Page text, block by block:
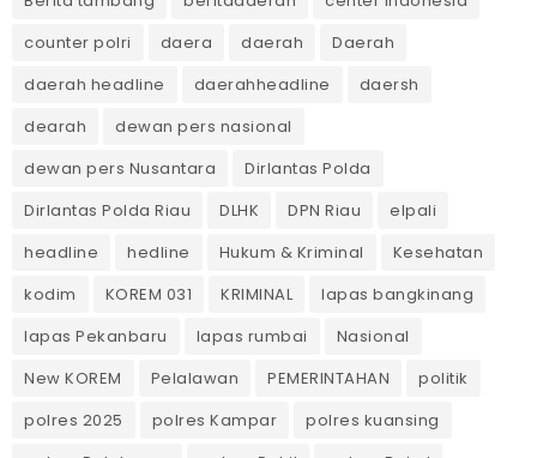
counter polri
daera daerah
Daerah
daerah headline
daerahheadline
daersh
dearah
dewan pers nasional
dewan pers Nusantara
Dirlantas Polda
Dirlantas Polda Riau
DLHK DPN Riau
elpali
headline
hedline Hukum & Kriminal
Kesehatan
kodim
KOREM 031 KRIMINAL
lapas bangkinang
lapas Pekanbaru
lapas rumbai
Nasional
New KOREM
Pelalawan PEMERINTAHAN
politik
polres 2025
polres Kampar
polres kuansing